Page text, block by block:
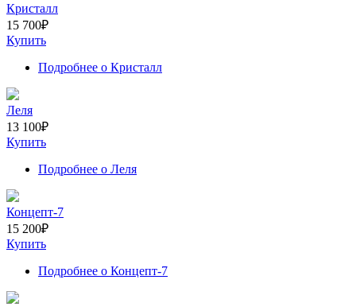
Кристалл
15 700₽
Купить
Подробнее о Кристалл
Леля
13 100₽
Купить
Подробнее о Леля
Концепт-7
15 200₽
Купить
Подробнее о Концепт-7